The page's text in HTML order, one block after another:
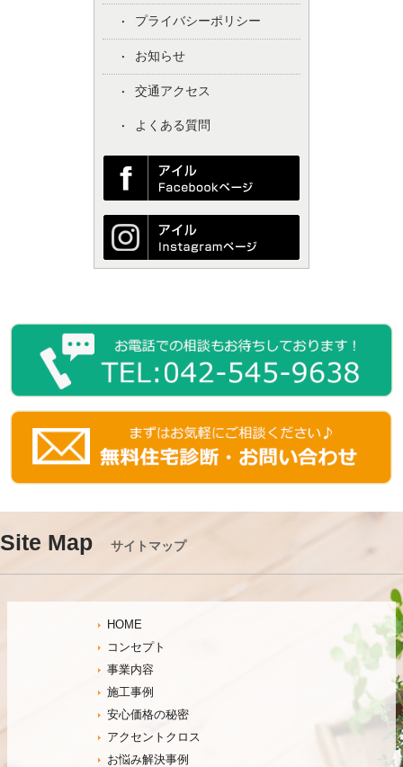
プライバシーポリシー
お知らせ
交通アクセス
よくある質問
Site Map サイトマップ
HOME
コンセプト
事業内容
施工事例
安心価格の秘密
アクセントクロス
お悩み解決事例